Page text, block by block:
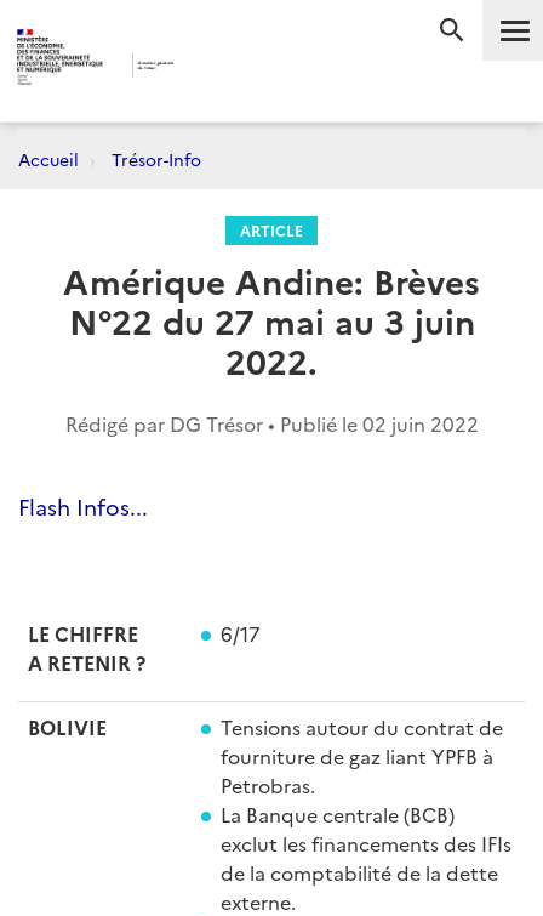
Accueil Trésor-Info
ARTICLE
Amérique Andine: Brèves
N°22 du 27 mai au 3 juin
2022.
Rédigé par DG Trésor • Publié le02 juin 2022
Flash Infos...
LE CHIFFRE
A RETENIR ?
6/17
BOLIVIE
Tensions autour du contrat de
fourniture de gaz liant YPFB à
Petrobras.
La Banque centrale (BCB)
exclut les financements des IFIs
de la comptabilité de la dette
externe.